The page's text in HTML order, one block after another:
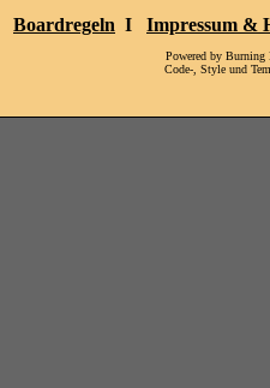
Boardregeln I Impressum &
Powered by
Code-, Style und